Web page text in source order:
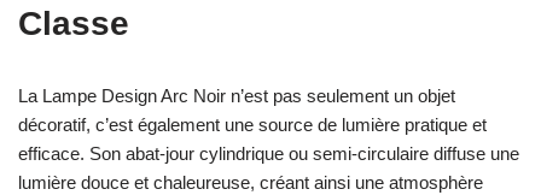
Classe
La Lampe Design Arc Noir n’est pas seulement un objet
décoratif, c’est également une source de lumière pratique et
efficace. Son abat-jour cylindrique ou semi-circulaire diffuse une
lumière douce et chaleureuse, créant ainsi une atmosphère